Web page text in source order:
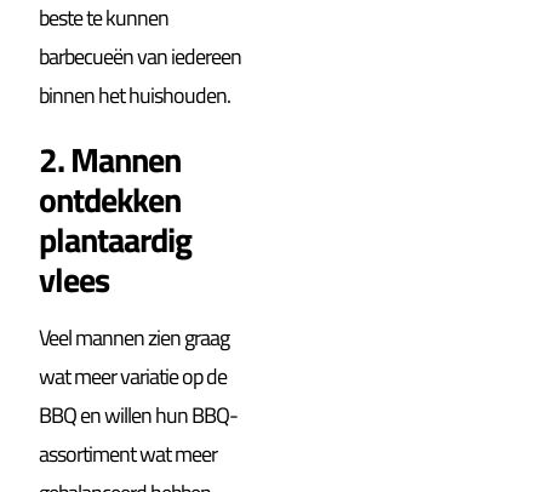
beste te kunnen
barbecueën van iedereen
binnen het huishouden.
2. Mannen
ontdekken
plantaardig
vlees
Veel mannen zien graag
wat meer variatie op de
BBQ en willen hun BBQ-
assortiment wat meer